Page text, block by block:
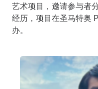
艺术项目，邀请参与者
经历，项目在圣马特奥
办。